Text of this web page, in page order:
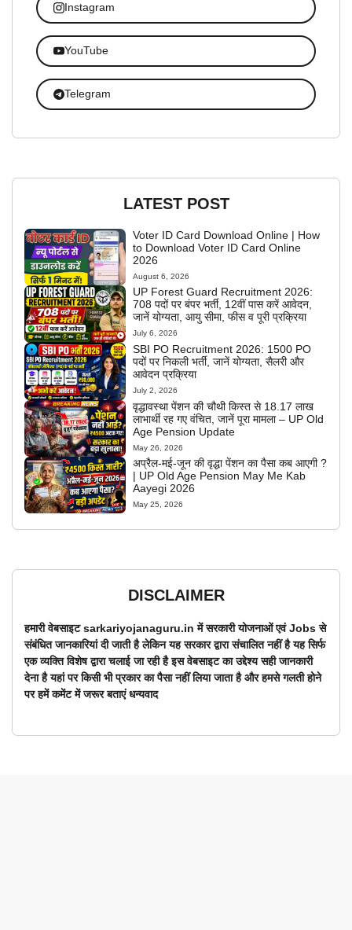
Instagram
YouTube
Telegram
LATEST POST
Voter ID Card Download Online | How
to Download Voter ID Card Online
2026
August 6, 2026
UP Forest Guard Recruitment 2026:
708 पदों पर बंपर भर्ती, 12वीं पास करें आवेदन,
जानें योग्यता, आयु सीमा, फीस व पूरी प्रक्रिया
July 6, 2026
SBI PO Recruitment 2026: 1500 PO
पदों पर निकली भर्ती, जानें योग्यता, सैलरी और
आवेदन प्रक्रिया
July 2, 2026
वृद्धावस्था पेंशन की चौथी किस्त से 18.17 लाख
लाभार्थी रह गए वंचित, जानें पूरा मामला – UP Old
Age Pension Update
May 26, 2026
अप्रैल-मई-जून की वृद्धा पेंशन का पैसा कब आएगी ?
| UP Old Age Pension May Me Kab
Aayegi 2026
May 25, 2026
DISCLAIMER
हमारी वेबसाइट sarkariyojanaguru.in में सरकारी योजनाओं एवं Jobs से
संबंधित जानकारियां दी जाती है लेकिन यह सरकार द्वारा संचालित नहीं है यह सिर्फ
एक व्यक्ति विशेष द्वारा चलाई जा रही है इस वेबसाइट का उद्देश्य सही जानकारी
देना है यहां पर किसी भी प्रकार का पैसा नहीं लिया जाता है और हमसे गलती होने
पर हमें कमेंट में जरूर बताएं धन्यवाद